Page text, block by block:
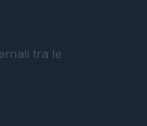
tra le